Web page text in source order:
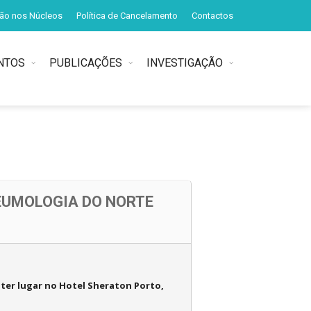
nos Núcleos Política de Cancelamento Contactos
PUBLICAÇÕES INVESTIGAÇÃO
DO NORTE
lugar no Hotel Sheraton Porto,